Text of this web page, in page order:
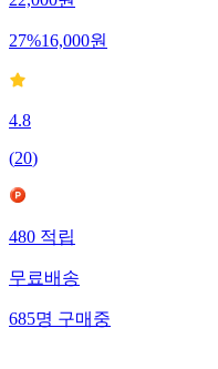
22,000원
27%16,000원
4.8
(20)
480적립
무료배송
685명구매중